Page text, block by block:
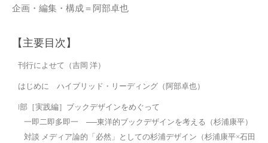
企画・編集・構成＝阿部卓也
【主要目次】
刊行によせて（吉岡 洋）
はじめに ハイブリッド・リーディング（阿部卓也）
I部［実践編］ブックデザインをめぐって
一即二即多即一 ──東洋的ブックデザインを考える（杉浦康平）
対談 メディア論的「必然」としての杉浦デザイン（杉浦康平×石田